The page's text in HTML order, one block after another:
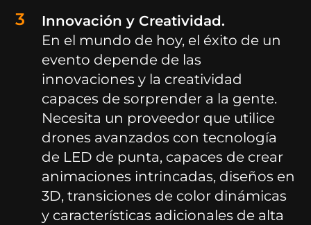
Innovación y Creatividad.
En el mundo de hoy, el éxito de un
evento depende de las
innovaciones y la creatividad
capaces de sorprender a la gente.
Necesita un proveedor que utilice
drones avanzados con tecnología
de LED de punta, capaces de crear
animaciones intrincadas, diseños en
3D, transiciones de color dinámicas
y características adicionales de alta